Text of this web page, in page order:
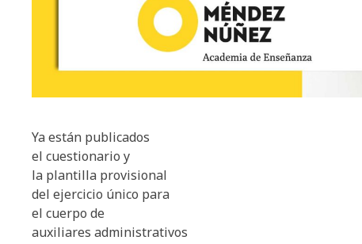
Ya están publicados
el cuestionario y
la plantilla provisional
del ejercicio único para
el cuerpo de
auxiliares administrativos